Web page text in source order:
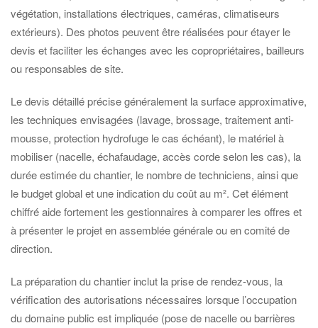
végétation, installations électriques, caméras, climatiseurs
extérieurs). Des photos peuvent être réalisées pour étayer le
devis et faciliter les échanges avec les copropriétaires, bailleurs
ou responsables de site.
Le devis détaillé précise généralement la surface approximative,
les techniques envisagées (lavage, brossage, traitement anti-
mousse, protection hydrofuge le cas échéant), le matériel à
mobiliser (nacelle, échafaudage, accès corde selon les cas), la
durée estimée du chantier, le nombre de techniciens, ainsi que
le budget global et une indication du coût au m². Cet élément
chiffré aide fortement les gestionnaires à comparer les offres et
à présenter le projet en assemblée générale ou en comité de
direction.
La préparation du chantier inclut la prise de rendez-vous, la
vérification des autorisations nécessaires lorsque l’occupation
du domaine public est impliquée (pose de nacelle ou barrières